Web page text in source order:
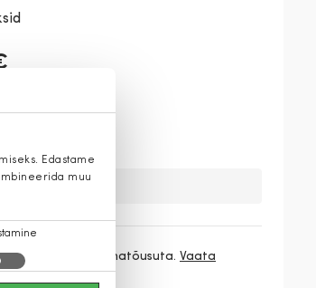
Edastame
muu
€ / kuu ilma hinnatõusuta. Vaata